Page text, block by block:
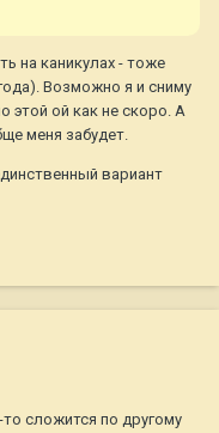
на каникулах - тоже
Возможно я и сниму
этой ой как не скоро. А
меня забудет.
вариант
сложится по другому